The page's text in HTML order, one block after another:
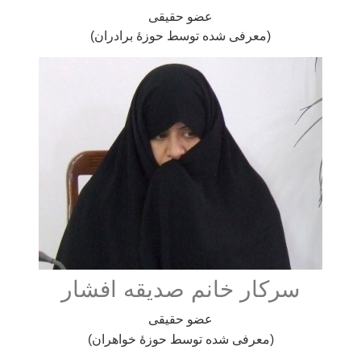
عضو حقیقی
(معرفی شده توسط حوزۀ برادران)
سرکار خانم صدیقه افشار
عضو حقیقی
(معرفی شده توسط حوزۀ خواهران)